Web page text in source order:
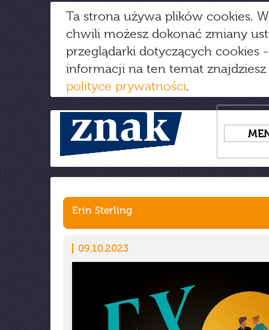
Ta strona używa plików cookies.
chwili możesz dokonać zmiany
przeglądarki dotyczących cookies
informacji na ten temat
polityce prywatności.
Erin Sterling
09.10.2023